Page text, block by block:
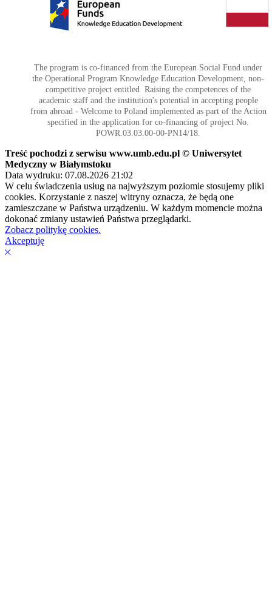
The program is co-financed from the European Social Fund under
the Operational Program Knowledge Education Development, non-
competitive project entitled Raising the competences of the
academic staff and the institution's potential in accepting people
from abroad - Welcome to Poland implemented as part of the Action
specified in the application for co-financing of project No.
POWR.03.03.00-00-PN14/18.
Treść pochodzi z serwisu www.umb.edu.pl © Uniwersytet
Medyczny w Białymstoku
Data wydruku: 07.08.2026 21:02
W celu świadczenia usług na najwyższym poziomie stosujemy pliki
cookies. Korzystanie z naszej witryny oznacza, że będą one
zamieszczane w Państwa urządzeniu. W każdym momencie można
dokonać zmiany ustawień Państwa przeglądarki.
Zobacz politykę cookies.
Akceptuję